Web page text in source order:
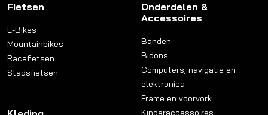
Fietsen
E-Bikes
Mountainbikes
Racefietsen
Stadsfietsen
Onderdelen &
Accessoires
Banden
Bidons
Computers, navigatie en
elektronica
Frame en voorvork